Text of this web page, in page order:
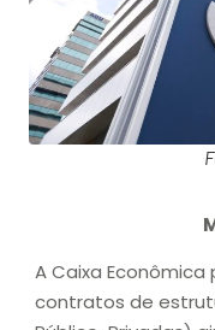
A Caixa
contratos de